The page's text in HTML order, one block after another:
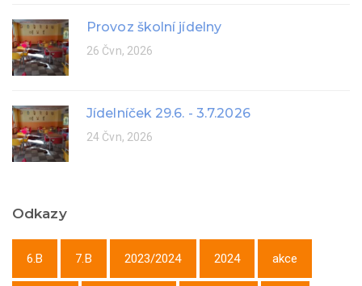
Provoz školní jídelny
26 Čvn, 2026
Jídelníček 29.6. - 3.7.2026
24 Čvn, 2026
Odkazy
6.B 7.B 2023/2024 2024 akce